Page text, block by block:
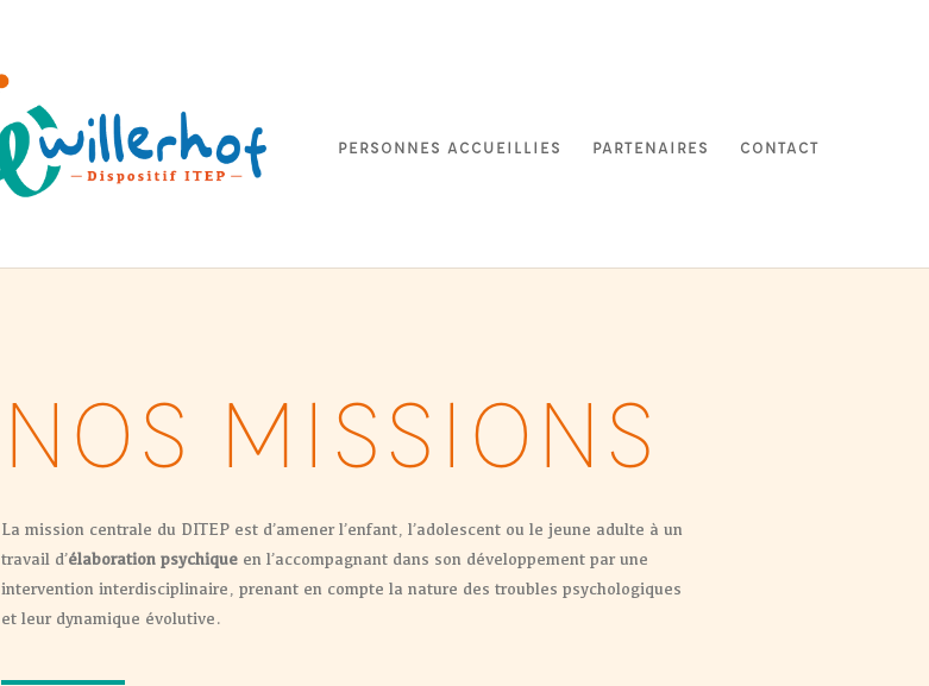
PERSONNES ACCUEILLIES PARTENAIRES CONTACT
NOS MISSIONS
La mission centrale du DITEP est d’amener l’enfant, l’adolescent ou le jeune adulte à un
travail d’élaboration psychique en l’accompagnant dans son développement par une
intervention interdisciplinaire, prenant en compte la nature des troubles psychologiques
et leur dynamique évolutive.